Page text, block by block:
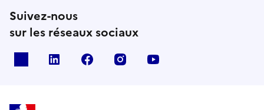
Suivez-nous
sur les réseaux sociaux
linkedin facebook instagram